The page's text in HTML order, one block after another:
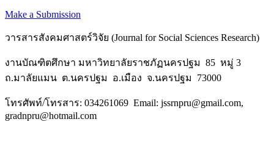
Make a Submission
วารสารสังคมศาสตร์วิจัย (Journal for Social Sciences Research)
งานบัณฑิตศึกษา มหาวิทยาลัยราชภัฏนครปฐม 85 หมู่ 3
ถ.มาลัยแมน ต.นครปฐม อ.เมือง จ.นครปฐม 73000
โทรศัพท์/โทรสาร: 034261069 Email: jssrnpru@gmail.com,
gradnpru@hotmail.com